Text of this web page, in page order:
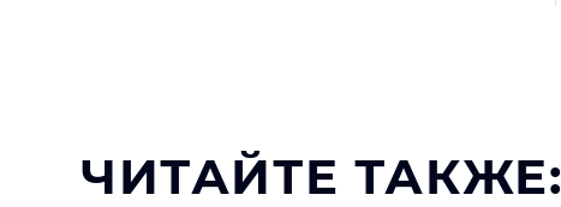
ЧИТАЙТЕ ТАКЖЕ: